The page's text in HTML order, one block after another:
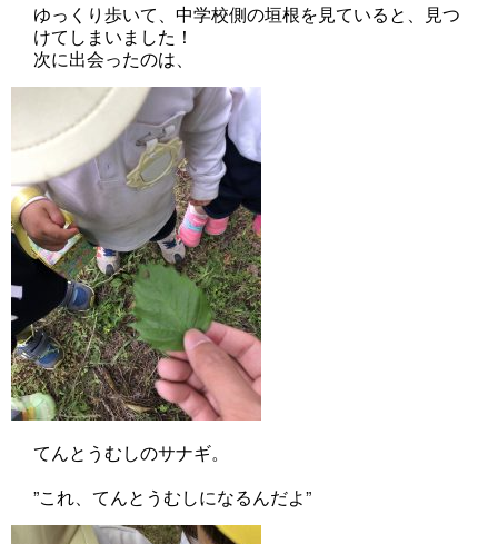
ゆっくり歩いて、中学校側の垣根を見ていると、見つ
けてしまいました！
次に出会ったのは、
てんとうむしのサナギ。
”これ、てんとうむしになるんだよ”